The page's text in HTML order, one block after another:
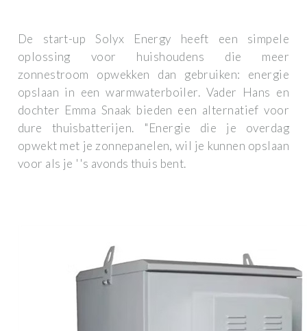
De start-up Solyx Energy heeft een simpele
oplossing voor huishoudens die meer
zonnestroom opwekken dan gebruiken: energie
opslaan in een warmwaterboiler. Vader Hans en
dochter Emma Snaak bieden een alternatief voor
dure thuisbatterijen. "Energie die je overdag
opwekt met je zonnepanelen, wil je kunnen opslaan
voor als je ''s avonds thuis bent.